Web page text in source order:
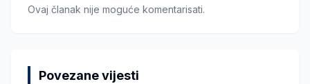
Ovaj članak nije moguće komentarisati.
Povezane vijesti